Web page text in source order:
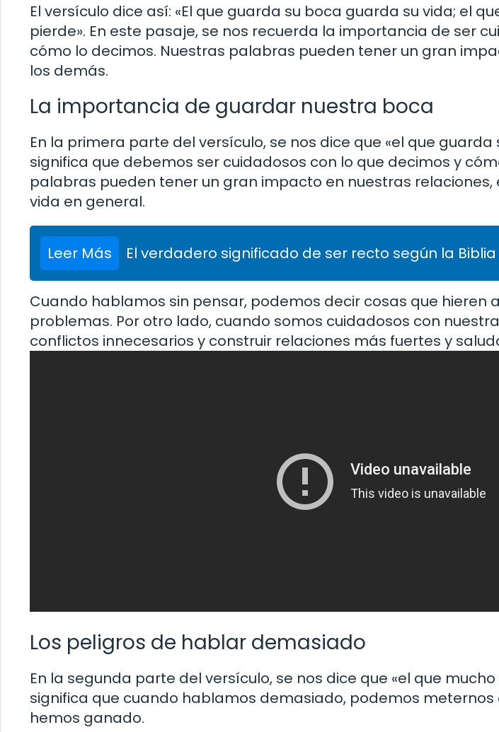
El versículo dice así: «El que guarda su boca guarda su vida; el
pierde». En este pasaje, se nos recuerda la importancia de ser
cómo lo decimos. Nuestras palabras pueden tener un gran
los demás.
La importancia de guardar nuestra boca
En la primera parte del versículo, se nos dice que «el que guarda
significa que debemos ser cuidadosos con lo que decimos y
palabras pueden tener un gran impacto en nuestras
vida en general.
Leer Más El verdadero significado de ser recto según la Biblia
Cuando hablamos sin pensar, podemos decir cosas que hieren
problemas. Por otro lado, cuando somos cuidadosos con
conflictos innecesarios y construir relaciones más fuertes y
Los peligros de hablar demasiado
En la segunda parte del versículo, se nos dice que «el que
significa que cuando hablamos demasiado, podemos
hemos ganado.